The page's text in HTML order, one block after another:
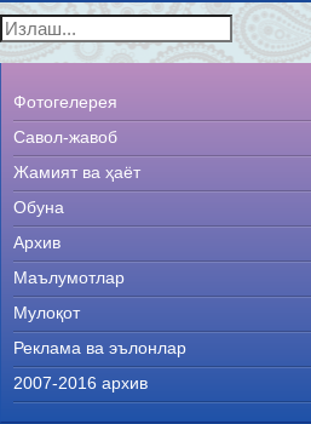
Фотогелерея
Савол-жавоб
Жамият ва ҳаёт
Обуна
Архив
Маълумотлар
Мулоқот
Реклама ва эълонлар
2007-2016 архив